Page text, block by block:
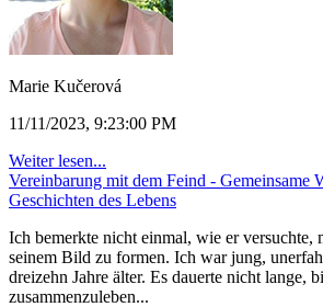
Marie Kučerová
11/11/2023, 9:23:00 PM
Weiter lesen...
Vereinbarung mit dem Feind - Gemeinsame
Geschichten des Lebens
Ich bemerkte nicht einmal, wie er versuchte,
seinem Bild zu formen. Ich war jung,
dreizehn Jahre älter. Es dauerte nicht lange,
zusammenzuleben...